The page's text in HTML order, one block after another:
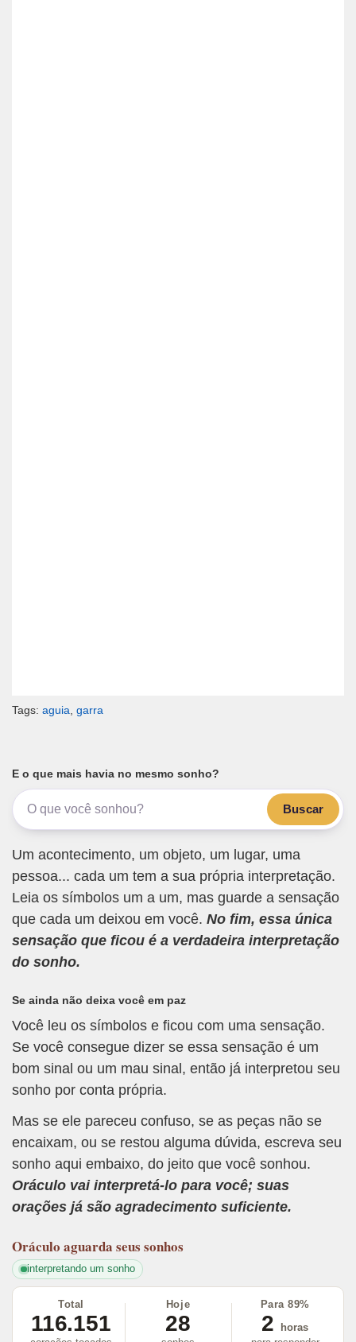
Tags: aguia garra
E o que mais havia no mesmo sonho?
Buscar
Um acontecimento, um objeto, um lugar, uma
pessoa... cada um tem a sua própria interpretação.
Leia os símbolos um a um, mas guarde a sensação
que cada um deixou em você. No fim, essa única
sensação que ficou é a verdadeira interpretação
do sonho.
Se ainda não deixa você em paz
Você leu os símbolos e ficou com uma sensação.
Se você consegue dizer se essa sensação é um
bom sinal ou um mau sinal, então já interpretou seu
sonho por conta própria.
Mas se ele pareceu confuso, se as peças não se
encaixam, ou se restou alguma dúvida, escreva seu
sonho aqui embaixo, do jeito que você sonhou.
Oráculo vai interpretá-lo para você; suas
orações já são agradecimento suficiente.
Oráculo aguarda seus sonhos
interpretando um sonho
Total
116.151
Hoje
28
Para 89%
2
horas